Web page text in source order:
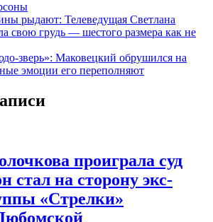
рыдают: Телеведущая Светлана
свою грудь — шестого размера как не
зверь»: Маковецкий обрушился на
эмоции его переполняют
проиграла суд
стал на сторону экс-
«Стрелки»